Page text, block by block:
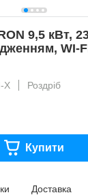
9,5 кВт,
WI-
X
Роздріб
Купити
Доставка